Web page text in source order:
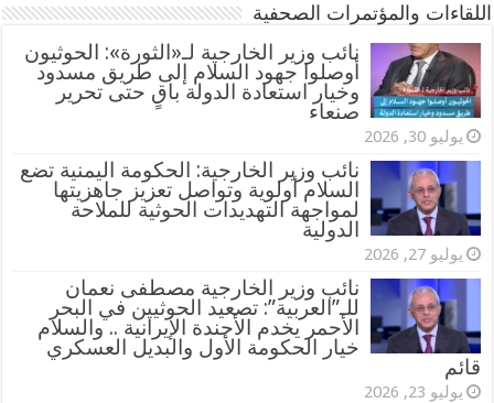
اللقاءات والمؤتمرات الصحفية
‏نائب وزير الخارجية لـ«الثورة»: الحوثيون
أوصلوا جهود السلام إلى طريق مسدود
وخيار استعادة الدولة باقٍ حتى تحرير
صنعاء
يوليو 30, 2026
نائب وزير الخارجية: الحكومة اليمنية تضع
السلام أولوية وتواصل تعزيز جاهزيتها
لمواجهة التهديدات الحوثية للملاحة
الدولية
يوليو 27, 2026
نائب وزير الخارجية مصطفى نعمان
للـ”العربية”: تصعيد الحوثيين في البحر
الأحمر يخدم الأجندة الإيرانية .. والسلام
خيار الحكومة الأول والبديل العسكري
قائم
يوليو 23, 2026